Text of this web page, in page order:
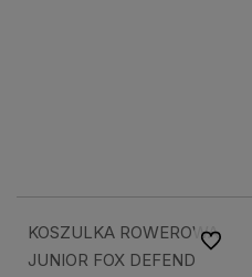
KOSZULKA ROWEROWA
JUNIOR FOX DEFEND
Do